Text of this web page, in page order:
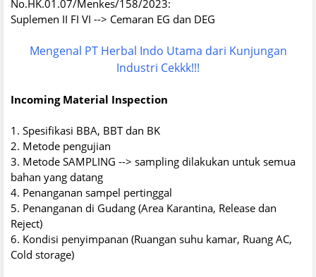
No.HK.01.07/Menkes/158/2023:
Suplemen II FI VI --> Cemaran EG dan DEG
Mengenal PT Herbal Indo Utama dari Kunjungan
Industri Cekkk!!!
Incoming Material Inspection
1. Spesifikasi BBA, BBT dan BK
2. Metode pengujian
3. Metode SAMPLING --> sampling dilakukan untuk semua
bahan yang datang
4. Penanganan sampel pertinggal
5. Penanganan di Gudang (Area Karantina, Release dan
Reject)
6. Kondisi penyimpanan (Ruangan suhu kamar, Ruang AC,
Cold storage)